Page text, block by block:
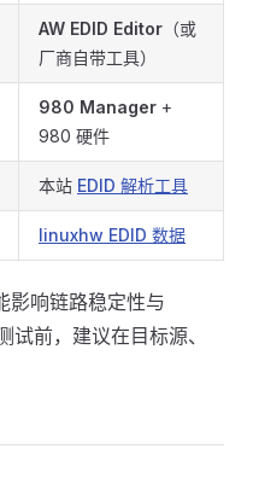
AW EDID Editor （或
厂商自带工具）
980 Manager +
980 硬件
本站 EDID 解析工具
linuxhw EDID 数据
影响链路稳定性与
前，建议在目标源、